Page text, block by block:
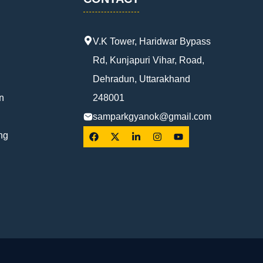
V.K Tower, Haridwar Bypass
Rd, Kunjapuri Vihar, Road,
Dehradun, Uttarakhand
248001
samparkgyanok@gmail.com